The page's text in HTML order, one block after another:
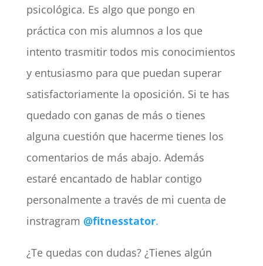
psicológica. Es algo que pongo en
práctica con mis alumnos a los que
intento trasmitir todos mis conocimientos
y entusiasmo para que puedan superar
satisfactoriamente la oposición. Si te has
quedado con ganas de más o tienes
alguna cuestión que hacerme tienes los
comentarios de más abajo. Además
estaré encantado de hablar contigo
personalmente a través de mi cuenta de
instragram @fitnesstator.
¿Te quedas con dudas? ¿Tienes algún